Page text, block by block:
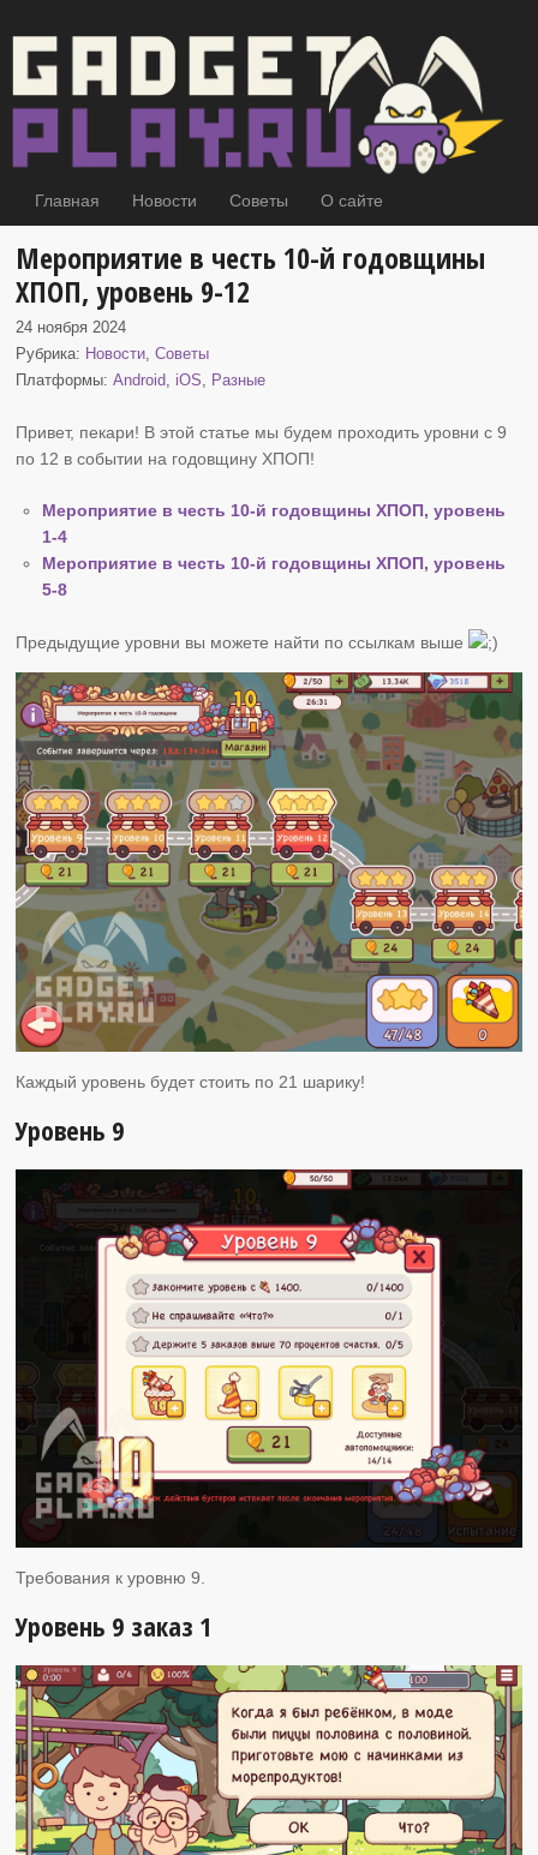
Главная Новости Советы О сайте
Мероприятие в честь 10-й годовщины
ХПОП, уровень 9-12
24 ноября 2024
Рубрика: Новости,Советы
Платформы:Android, iOS, Разные
Привет, пекари! В этой статье мы будем проходить уровни с 9
по 12 в событии на годовщину ХПОП!
Мероприятие в честь 10-й годовщины ХПОП, уровень
1-4
Мероприятие в честь 10-й годовщины ХПОП, уровень
5-8
Предыдущие уровни вы можете найти по ссылкам выше
Каждый уровень будет стоить по 21 шарику!
Уровень 9
Требования к уровню 9.
Уровень 9 заказ 1